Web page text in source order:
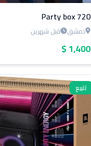
Party box 720
دمشق قبل شهرين
1,400 $
للبيع